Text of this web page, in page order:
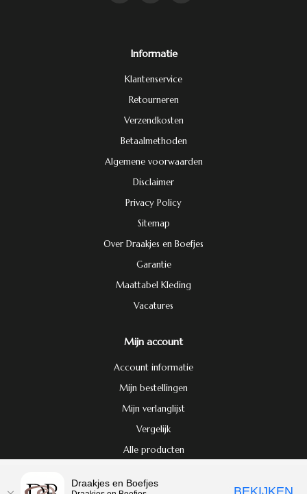
cookies om onze website te verbeteren.
Dit bericht verbergen
Informatie
Klantenservice
Retourneren
Verzendkosten
Betaalmethoden
Algemene voorwaarden
Disclaimer
Privacy Policy
Sitemap
Over Draakjes en Boefjes
Garantie
Maattabel Kleding
Vacatures
Mijn account
Account informatie
Mijn bestellingen
Mijn verlanglijst
Vergelijk
Alle producten
© Copyright 2026 Draakjes en Boefjes
Draakjes en Boefjes
BEKIJKEN